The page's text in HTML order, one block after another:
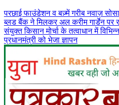
परछाई फाउंडेशन व बज़्में गरीब नवाज़
ब्लड बैंक ने मिलकर अल करीम गार्डेन पर
संयुक्त किसान मोर्चा के तत्वाधान में
प्रधानमंत्री को भेजा ज्ञापन